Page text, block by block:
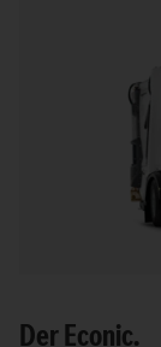
Der Econic.